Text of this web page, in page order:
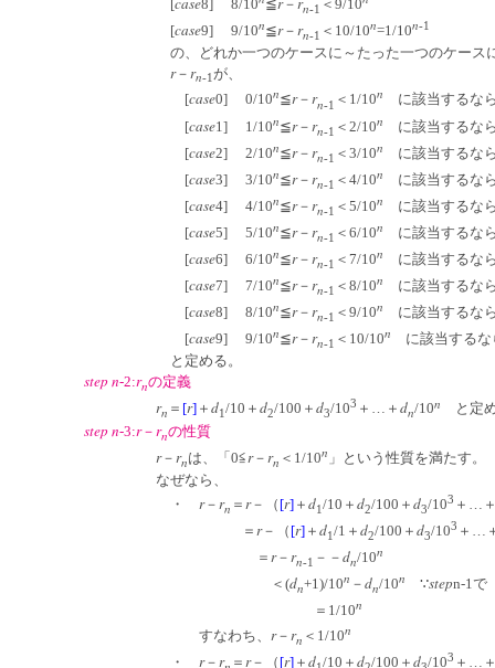
[
8] 8/10 ≦ － n-1 ＜9/10
[case9] 9/10n≦r－ rn-1 ＜10/10n=1/10n-1
の、どれか一つのケースに～たった一つのケースにだ
r－ rn-1が、
[case0] 0/10n≦r－ rn-1 ＜1/10n に該当するな
[case1] 1/10n≦r－ rn-1 ＜2/10n に該当するな
[case2] 2/10n≦r－ rn-1 ＜3/10n に該当するな
[case3] 3/10n≦r－ rn-1 ＜4/10n に該当するな
[case4] 4/10n≦r－ rn-1 ＜5/10n に該当するな
[case5] 5/10n≦r－ rn-1 ＜6/10n に該当するな
[case6] 6/10n≦r－ rn-1 ＜7/10n に該当するな
[case7] 7/10n≦r－ rn-1 ＜8/10n に該当するな
[case8] 8/10n≦r－ rn-1 ＜9/10n に該当するな
[case9] 9/10n≦r－ rn-1 ＜10/10n に該当するな
と定める。
stepn-2:rnの定義
rn ＝ [r] ＋ d1/10＋ d2/100＋ d3/103 ＋…＋ dn/10n と定
stepn-3:r－ rnの性質
r－ rnは、「0≦r－ rn ＜1/10n 」という性質を満たす。
なぜなら、
・ r－ rn ＝ r－（ [r] ＋ d1/10＋ d2/100＋ d3/103 ＋…
＝ r－（ [r] ＋ d1/1＋ d2/100＋ d3/103 ＋…
＝ r－ rn-1 －－ dn/10n
＜(dn+1)/10n － dn/10n ∵stepn-1で
＝1/10n
すなわち、 r－ rn ＜1/10n
・ r－ r ＝ r－（ [r] ＋ d /10＋ d /100＋ d /103 ＋…